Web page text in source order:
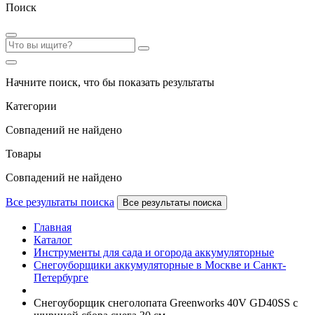
Поиск
Начните поиск, что бы показать результаты
Категории
Совпадений не найдено
Товары
Совпадений не найдено
Все результаты поиска Все результаты поиска
Главная
Каталог
Инструменты для сада и огорода аккумуляторные
Снегоуборщики аккумуляторные в Москве и Санкт-
Петербурге
Снегоуборщик снеголопата Greenworks 40V GD40SS с